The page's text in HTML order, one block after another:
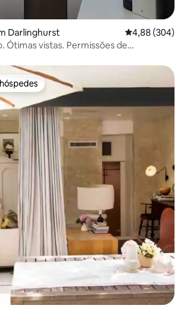
Darlinghurst Classificação
4,88 (304)
Ótimas vistas. Permissões de
mais apreciados